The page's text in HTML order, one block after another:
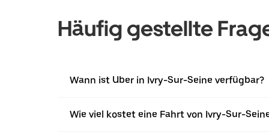
Häufig gestellte
Wann ist Uber in Ivry-Sur-Seine verfügbar?
Wie viel kostet eine Fahrt von Ivry-Sur-